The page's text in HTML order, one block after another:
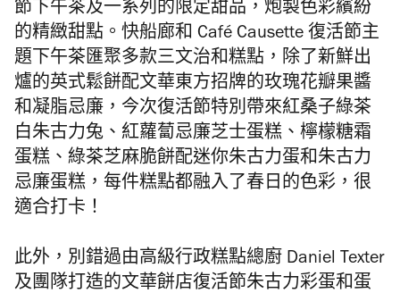
節下午茶及一系列的限定甜品，炮製色彩繽紛
的精緻甜點。快船廊和 Café Causette 復活節主
題下午茶匯聚多款三文治和糕點，除了新鮮出
爐的英式鬆餅配文華東方招牌的玫瑰花瓣果醬
和凝脂忌廉，今次復活節特別帶來紅桑子綠茶
白朱古力兔、紅蘿蔔忌廉芝士蛋糕、檸檬糖霜
蛋糕、綠茶芝麻脆餅配迷你朱古力蛋和朱古力
忌廉蛋糕，每件糕點都融入了春日的色彩，很
適合打卡！
此外，別錯過由高級行政糕點總廚 Daniel Texter
及團隊打造的文華餅店復活節朱古力彩蛋和蛋